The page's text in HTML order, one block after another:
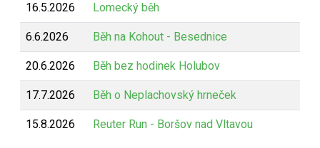
16.5.2026 Lomecký běh
6.6.2026 Běh na Kohout - Besednice
20.6.2026 Běh bez hodinek Holubov
17.7.2026 Běh o Neplachovský hrneček
15.8.2026 Reuter Run - Boršov nad Vltavou